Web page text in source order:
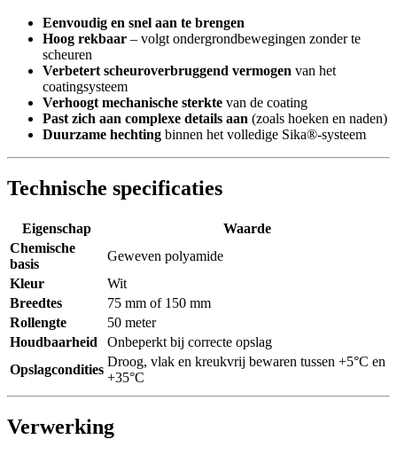
Eenvoudig en snel aan te brengen
Hoog rekbaar – volgt ondergrondbewegingen zonder te
scheuren
Verbetert scheuroverbruggend vermogen van het
coatingsysteem
Verhoogt mechanische sterkte van de coating
Past zich aan complexe details aan (zoals hoeken en naden)
Duurzame hechting binnen het volledige Sika®-systeem
Technische specificaties
Eigenschap
Waarde
Chemische
basis
Geweven polyamide
Kleur
Wit
Breedtes
75 mm of 150 mm
Rollengte
50 meter
Houdbaarheid
Onbeperkt bij correcte opslag
Opslagcondities
Droog, vlak en kreukvrij bewaren tussen +5°C en
+35°C
Verwerking